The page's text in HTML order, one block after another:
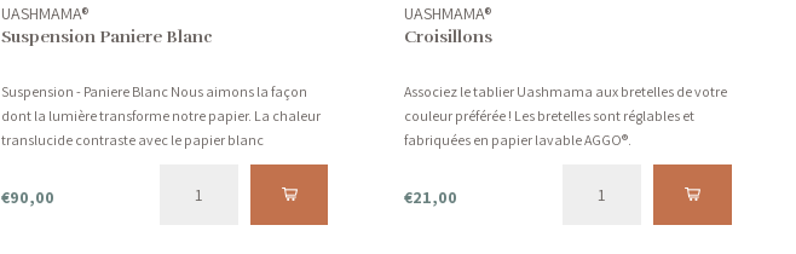
UASHMAMA®
Suspension Paniere Blanc
Suspension - Paniere Blanc Nous aimons la façon
dont la lumière transforme notre papier. La chaleur
translucide contraste avec le papier blanc
impeccable. Cette lampe vous offre les avantages
€90,00
UASHMAMA®
Croisillons
Associez le tablier Uashmama aux bretelles de votre
couleur préférée ! Les bretelles sont réglables et
fabriquées en papier lavable AGGO®.
€21,00